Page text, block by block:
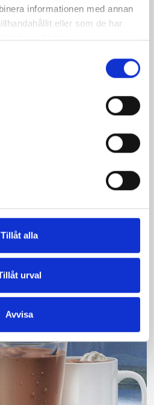
informationen med annan
eller som de har
deras tjänster.
Tillåt alla
urval
Avvisa
laktosfria
att vår laktosfria Mellanmjölk
vid provsmakningen. Vår